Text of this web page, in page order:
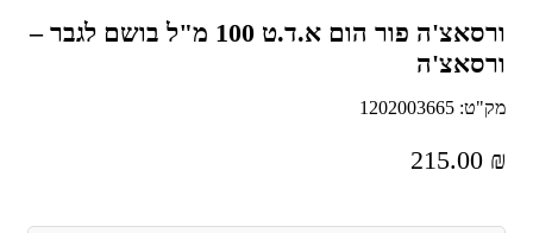
ורסאצ'ה פור הום א.ד.ט 100 מ"ל בושם לגבר –
ורסאצ'ה
מק"ט: 1202003665
215.00 ₪